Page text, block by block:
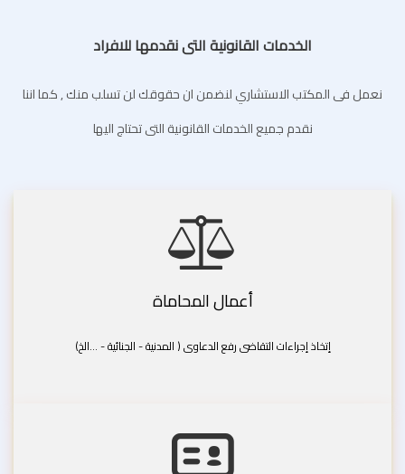
الخدمات القانونية التى نقدمها للافراد
نعمل فى المكتب الاستشاري لنضمن ان حقوقك لن تسلب منك , كما اننا
نقدم جميع الخدمات القانونية التى تحتاج اليها
أعمال المحاماة
إتخاذ إجراءات التقاضى رفع الدعاوى ( المدنية - الجنائية - ...الخ)